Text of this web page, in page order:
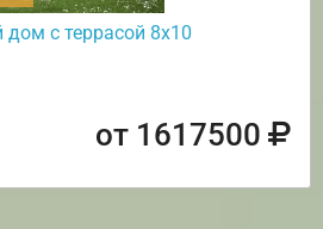
с террасой 8х10
от 1617500